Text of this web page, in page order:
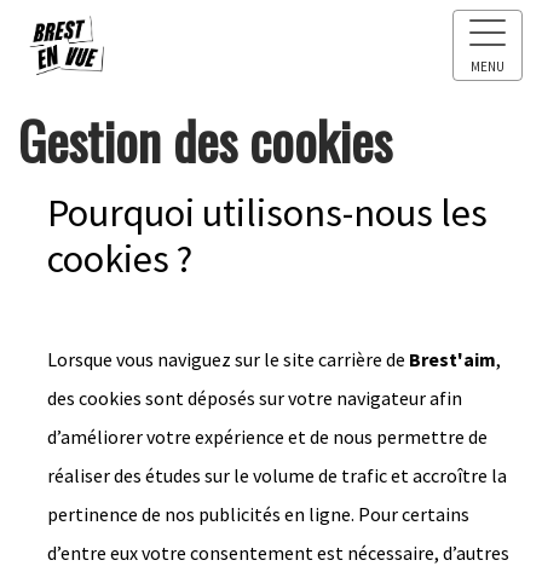
MENU
Gestion des cookies
Pourquoi utilisons-nous les
cookies ?
Lorsque vous naviguez sur le site carrière de Brest'aim,
des cookies sont déposés sur votre navigateur afin
d’améliorer votre expérience et de nous permettre de
réaliser des études sur le volume de trafic et accroître la
pertinence de nos publicités en ligne. Pour certains
d’entre eux votre consentement est nécessaire, d’autres